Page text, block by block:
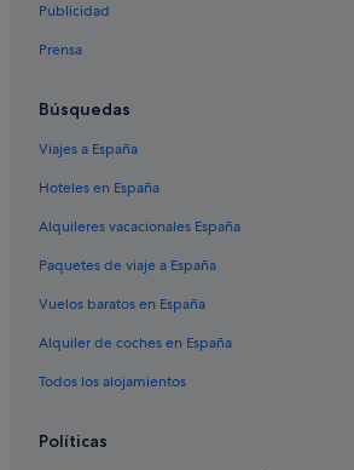
Publicidad
Prensa
Búsquedas
Viajes a España
Hoteles en España
Alquileres vacacionales España
Paquetes de viaje a España
Vuelos baratos en España
Alquiler de coches en España
Todos los alojamientos
Políticas